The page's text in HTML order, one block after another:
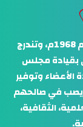
نقابة أطباء الأسنان بالأسكندرية تأسست عام 1968م، وتندرج
بقيادة مجلس
الأعضاء وتوفير
يصب في صالحهم
الثقافية،